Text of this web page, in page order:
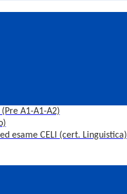
A1-A1-A2)
esame CELI (cert. Linguistica)